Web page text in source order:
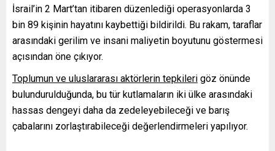
İsrail’in 2 Mart’tan itibaren düzenlediği operasyonlarda 3
bin 89 kişinin hayatını kaybettiği bildirildi. Bu rakam, taraflar
arasındaki gerilim ve insani maliyetin boyutunu göstermesi
açısından öne çıkıyor.
Toplumun ve uluslararası aktörlerin tepkileri göz önünde
bulundurulduğunda, bu tür kutlamaların iki ülke arasındaki
hassas dengeyi daha da zedeleyebileceği ve barış
çabalarını zorlaştırabileceği değerlendirmeleri yapılıyor.